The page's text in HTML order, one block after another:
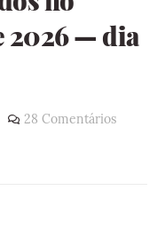
2026 — dia
28 Comentários